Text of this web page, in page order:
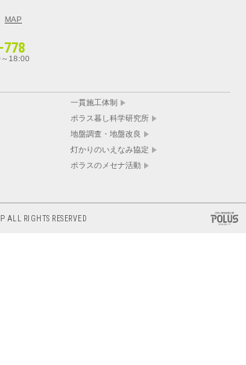
MAP
778
18:00
一貫施工体制
ポラス暮し科学研究所
地盤調査・地盤改良
灯かりのいえなみ協定
ポラスのメセナ活動
RIGHTS RESERVED